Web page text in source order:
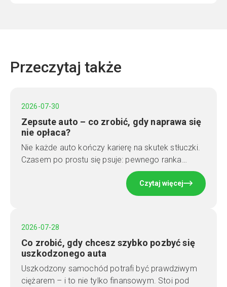
Przeczytaj także
2026-07-30
Zepsute auto – co zrobić, gdy naprawa się
nie opłaca?
Nie każde auto kończy karierę na skutek stłuczki.
Czasem po prostu się psuje: pewnego ranka…
Czytaj więcej
2026-07-28
Co zrobić, gdy chcesz szybko pozbyć się
uszkodzonego auta
Uszkodzony samochód potrafi być prawdziwym
ciężarem – i to nie tylko finansowym. Stoi pod